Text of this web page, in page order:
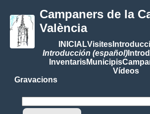
Campaners de la
València
INICIALVisites
Introducción (español)
InventarisMunicipis
Vídeos
Gravacions